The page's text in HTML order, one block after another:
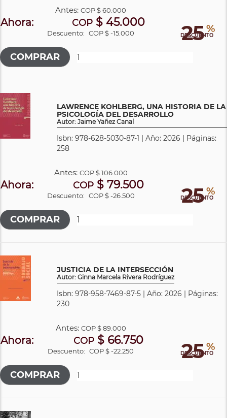
25 %
DESCUENTO
Antes:COP$ 60.000
Ahora: COP $ 45.000
Descuento: COP $ -15.000
LAWRENCE KOHLBERG, UNA HISTORIA DE LA
PSICOLOGÍA DEL DESARROLLO
Autor: Jaime Yañez Canal
Isbn: 978-628-5030-87-1 | Año: 2026 | Páginas:
258
25 %
DESCUENTO
Antes: COP$ 106.000
Ahora: COP $ 79.500
Descuento: COP $ -26.500
JUSTICIA DE LA INTERSECCIÓN
Autor: Ginna Marcela Rivera Rodríguez
Isbn: 978-958-7469-87-5 | Año: 2026 | Páginas:
230
25 %
DESCUENTO
Antes: COP$ 89.000
Ahora: COP $ 66.750
Descuento: COP $ -22.250